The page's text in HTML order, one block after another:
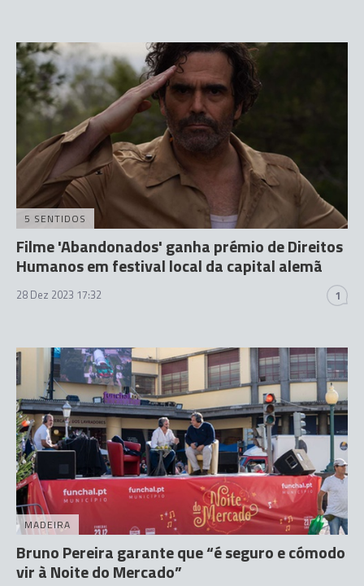
5 SENTIDOS
Filme 'Abandonados' ganha prémio de Direitos
Humanos em festival local da capital alemã
28 Dez 2023 17:32 1
MADEIRA
Bruno Pereira garante que “é seguro e cómodo
vir à Noite do Mercado”